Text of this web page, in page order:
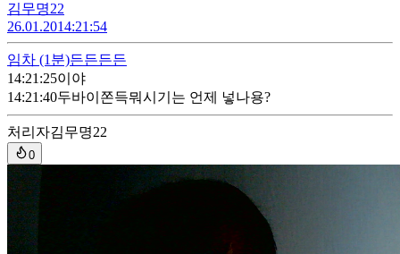
김무명22
26.01.2014:21:54
임차 (1분)든든든든
14:21:25이야
14:21:40두바이쫀득뭐시기는 언제 넣나용?
처리자김무명22
0